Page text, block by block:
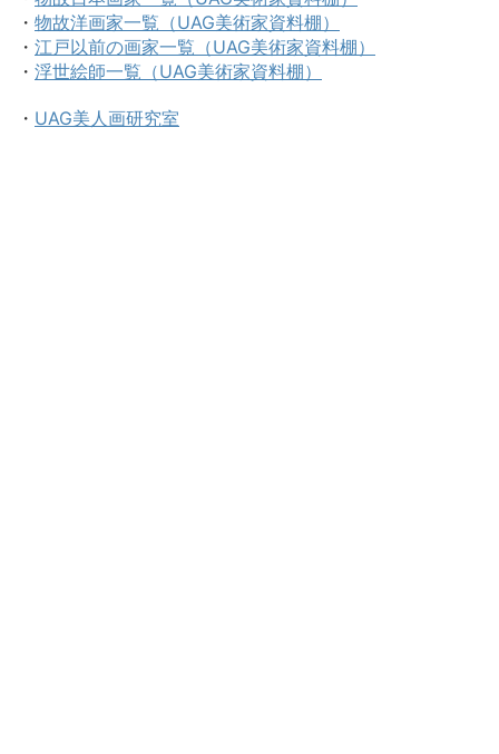
・ 物故洋画家一覧（UAG美術家資料棚）
・ 江戸以前の画家一覧（UAG美術家資料棚）
・ 浮世絵師一覧（UAG美術家資料棚）
・ UAG美人画研究室